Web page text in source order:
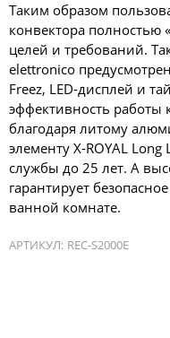
Таким образом
конвектора полностью
целей и требований.
elettronico
Freez, LED-дисплей и
эффективность работы
благодаря литому
элементу X-ROYAL
службы до 25 лет. А
гарантирует
ванной комнате.
АРТИКУЛ: REC-S2000E